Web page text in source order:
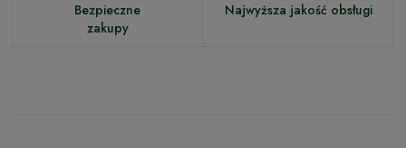
Bezpieczne
zakupy
Najwyższa jakość obsługi